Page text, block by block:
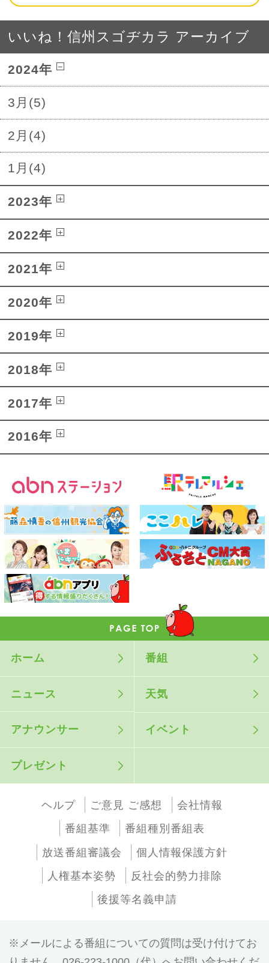
いいね！信州スゴヂカラ アーカイブ
2024年
3月(5)
2月(4)
1月(4)
2023年
2022年
2021年
2020年
2019年
2018年
2017年
2016年
ホーム 番組
ニュース 天気
アナウンサー イベント
プレゼント
ヘルプ ご意見 ご感想
会社情報
番組基準
番組種別番組表
放送番組審議会
個人情報保護方針
人権基本姿勢
反社会的勢力排除
後援等名義申請
メールによる番組についての質問は受け付けてお